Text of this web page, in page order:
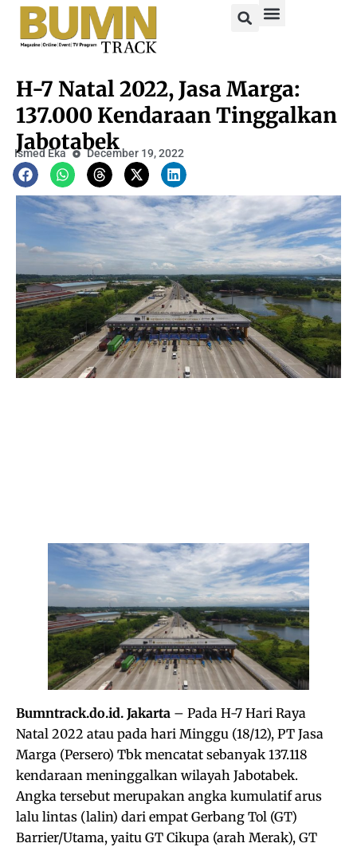
H-7 Natal 2022, Jasa Marga:
137.000 Kendaraan Tinggalkan
Jabotabek
Ismed Eka December 19, 2022
Bumntrack.do.id. Jakarta – Pada H-7 Hari Raya
Natal 2022 atau pada hari Minggu (18/12), PT Jasa
Marga (Persero) Tbk mencatat sebanyak 137.118
kendaraan meninggalkan wilayah Jabotabek.
Angka tersebut merupakan angka kumulatif arus
lalu lintas (lalin) dari empat Gerbang Tol (GT)
Barrier/Utama, yaitu GT Cikupa (arah Merak), GT